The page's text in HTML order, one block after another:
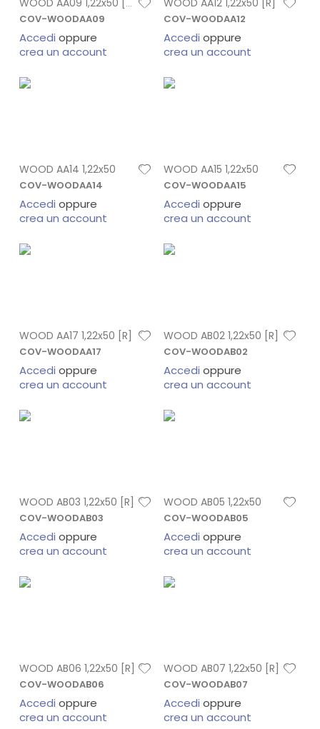
WOOD AA09 1,22x50 [R]
COV-WOODAA09
Accedi oppure
crea un account
COV-WOODAA12
Accedi oppure
crea un account
WOOD AA14 1,22x50
COV-WOODAA14
Accedi oppure
crea un account
WOOD AA15 1,22x50
COV-WOODAA15
Accedi oppure
crea un account
WOOD AA17 1,22x50 [R]
COV-WOODAA17
Accedi oppure
crea un account
WOOD AB02 1,22x50 [R]
COV-WOODAB02
Accedi oppure
crea un account
WOOD AB03 1,22x50 [R]
COV-WOODAB03
Accedi oppure
crea un account
WOOD AB05 1,22x50
COV-WOODAB05
Accedi oppure
crea un account
WOOD AB06 1,22x50 [R]
COV-WOODAB06
Accedi oppure
crea un account
WOOD AB07 1,22x50 [R]
COV-WOODAB07
Accedi oppure
crea un account